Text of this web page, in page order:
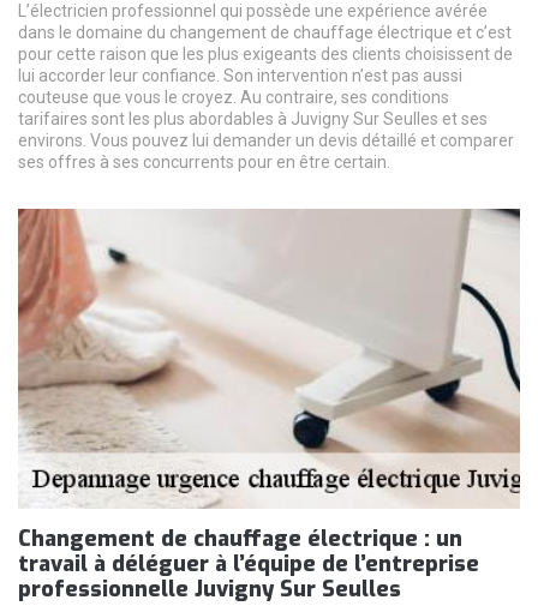
L’électricien professionnel qui possède une expérience avérée
dans le domaine du changement de chauffage électrique et c’est
pour cette raison que les plus exigeants des clients choisissent de
lui accorder leur confiance. Son intervention n’est pas aussi
couteuse que vous le croyez. Au contraire, ses conditions
tarifaires sont les plus abordables à Juvigny Sur Seulles et ses
environs. Vous pouvez lui demander un devis détaillé et comparer
ses offres à ses concurrents pour en être certain.
Changement de chauffage électrique : un
travail à déléguer à l’équipe de l’entreprise
professionnelle Juvigny Sur Seulles